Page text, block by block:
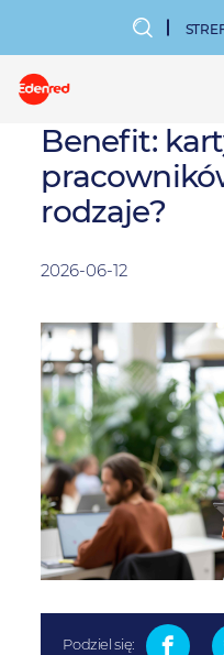
Benefit:
rodzaje?
2026-06-12
Podziel się: